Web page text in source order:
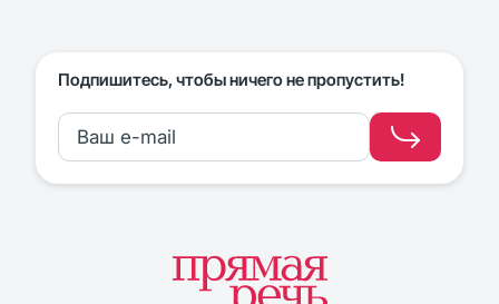
Подпишитесь, чтобы ничего не пропустить!